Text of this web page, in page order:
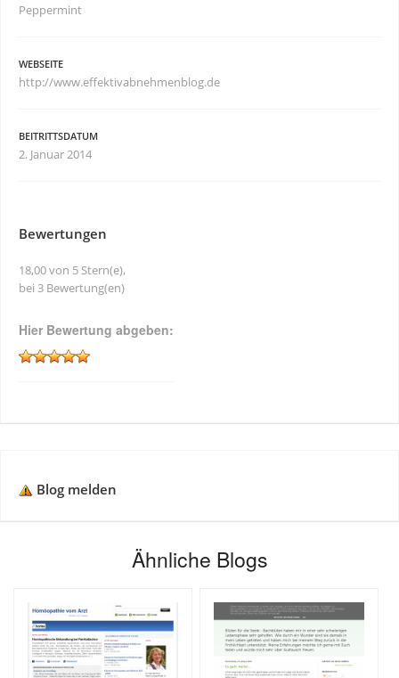
Peppermint
WEBSEITE
http://www.effektivabnehmenblog.de
BEITRITTSDATUM
2. Januar 2014
Bewertungen
18,00 von 5 Stern(e),
bei 3 Bewertung(en)
Hier Bewertung abgeben:
Blog melden
Ähnliche Blogs